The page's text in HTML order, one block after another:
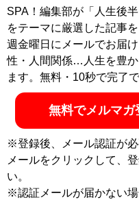
動。「日刊SPA!」『月刊スラ
ャーリーグ公式サイト日本語
MLBの取材記事などを寄稿。
ニュース」日本語版の副編集
支局の経済記者などを経て、
ツ・ジャパンにてスポーツ・
効果測定に携わる、ライター
大谷翔平の社会学』（扶
『
SPA！編集部が「人生後
をテーマに厳選した記事
週金曜日にメールでお届
性・人間関係…人生を豊か
ます。無料・10秒で完了で
無料でメルマ
※登録後、メール認証が
メールをクリックして、
い。
※認証メールが届かない